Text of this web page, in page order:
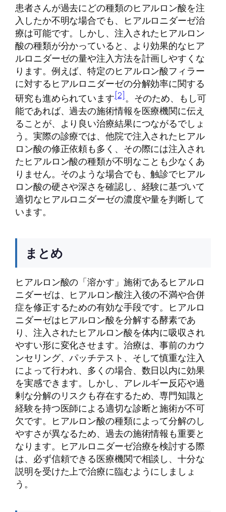
患者さんが過去にどの種類のヒアルロン酸を注
入したか不明な場合でも、ヒアルロニダーゼ治
療は可能です。しかし、注入されたヒアルロン
酸の種類が分かっていると、より効果的なヒア
ルロニダーゼの量や注入方法を計画しやすくな
ります。例えば、特定のヒアルロン酸フィラー
に対するヒアルロニダーゼの分解効率に関する
研究も進められています[2]。そのため、もし可
能であれば、過去の施術情報を医療機関に伝え
ることが、より良い治療結果につながるでしょ
う。実際の診療では、他院で注入されたヒアル
ロン酸の修正依頼も多く、その際には注入され
たヒアルロン酸の種類が不明なことも少なくあ
りません。そのような場合でも、触診でヒアル
ロン酸の硬さや深さを確認し、経験に基づいて
適切なヒアルロニダーゼの濃度や量を判断して
います。
まとめ
ヒアルロン酸の「溶かす」施術であるヒアルロ
ニダーゼは、ヒアルロン酸注入後の不満や合併
症を修正するための有効な手段です。ヒアルロ
ニダーゼはヒアルロン酸を分解する酵素であ
り、注入されたヒアルロン酸を体内に吸収され
やすい形に変化させます。治療は、事前のカウ
ンセリング、パッチテスト、そして慎重な注入
によって行われ、多くの場合、数日以内に効果
を実感できます。しかし、アレルギー反応や過
剰な分解のリスクも存在するため、専門知識と
経験を持つ医師による適切な診断と施術が不可
欠です。ヒアルロン酸の種類によって分解のし
やすさが異なるため、過去の施術情報も重要と
なります。ヒアルロニダーゼ治療を検討する際
は、必ず信頼できる医療機関で相談し、十分な
説明を受けた上で治療に臨むようにしましょ
う。